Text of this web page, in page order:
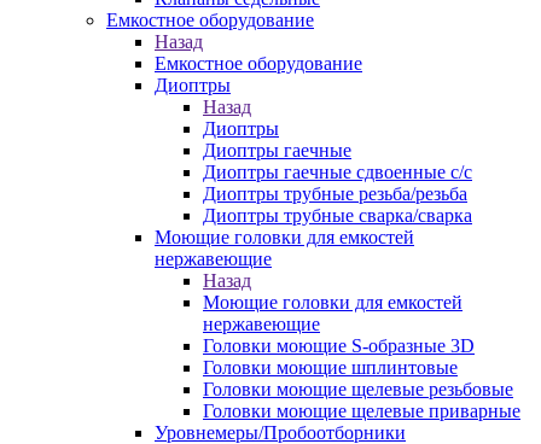
Емкостное оборудование
Назад
Емкостное оборудование
Диоптры
Назад
Диоптры
Диоптры гаечные
Диоптры гаечные сдвоенные c/c
Диоптры трубные резьба/резьба
Диоптры трубные сварка/сварка
Моющие головки для емкостей
нержавеющие
Назад
Моющие головки для емкостей
нержавеющие
Головки моющие S-образные 3D
Головки моющие шплинтовые
Головки моющие щелевые резьбовые
Головки моющие щелевые приварные
Уровнемеры/Пробоотборники